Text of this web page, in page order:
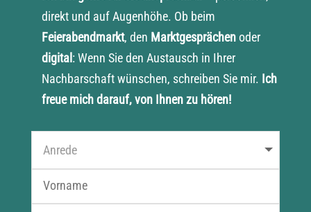
direkt und auf Augenhöhe. Ob beim
Feierabendmarkt, den Marktgesprächenoder
digital : Wenn Sie den Austausch in Ihrer
Nachbarschaft wünschen, schreiben Sie mir. Ich
freue mich darauf, von Ihnen zu hören!